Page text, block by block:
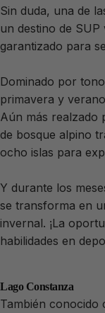
Sin duda, una de
un destino de SUP
garantizado para
Dominado por
primavera y
Aún más realzado
de bosque alpino
ocho islas para
Y durante los
se transforma en
invernal. ¡La
habilidades en
Lago Constanza
También conocido